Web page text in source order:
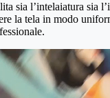
sia l’intelaiatura sia
la tela in modo